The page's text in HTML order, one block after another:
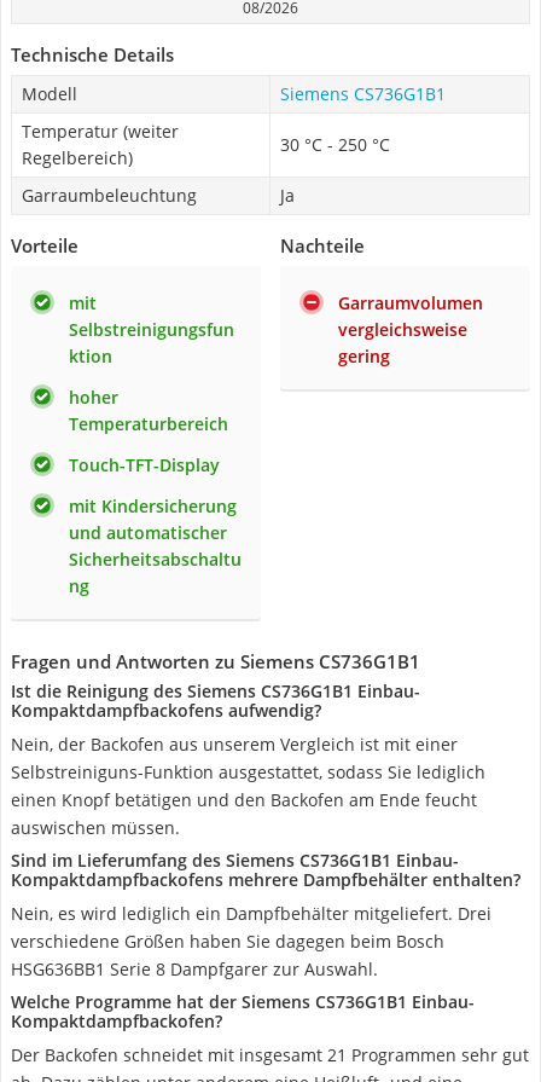
08/2026
Technische Details
Modell
Siemens CS736G1B1
Temperatur (weiter
Regelbereich)
30 °C - 250 °C
Garraumbeleuchtung Ja
Vorteile
mit
Selbstreinigungsfun
ktion
hoher
Temperaturbereich
Touch-TFT-Display
mit Kindersicherung
und automatischer
Sicherheitsabschaltu
ng
Nachteile
Garraumvolumen
vergleichsweise
gering
Fragen und Antworten zu Siemens CS736G1B1
Ist die Reinigung des Siemens CS736G1B1 Einbau-
Kompaktdampfbackofens aufwendig?
Nein, der Backofen aus unserem Vergleich ist mit einer
Selbstreiniguns-Funktion ausgestattet, sodass Sie lediglich
einen Knopf betätigen und den Backofen am Ende feucht
auswischen müssen.
Sind im Lieferumfang des Siemens CS736G1B1 Einbau-
Kompaktdampfbackofens mehrere Dampfbehälter enthalten?
Nein, es wird lediglich ein Dampfbehälter mitgeliefert. Drei
verschiedene Größen haben Sie dagegen beim Bosch
HSG636BB1 Serie 8 Dampfgarer zur Auswahl.
Welche Programme hat der Siemens CS736G1B1 Einbau-
Kompaktdampfbackofen?
Der Backofen schneidet mit insgesamt 21 Programmen sehr gut